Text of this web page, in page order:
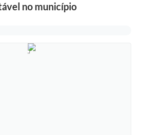
no município